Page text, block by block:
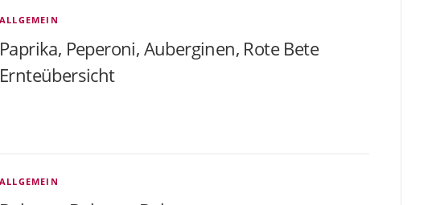
ALLGEMEIN
Paprika, Peperoni, Auberginen, Rote Bete
Ernteübersicht
ALLGEMEIN